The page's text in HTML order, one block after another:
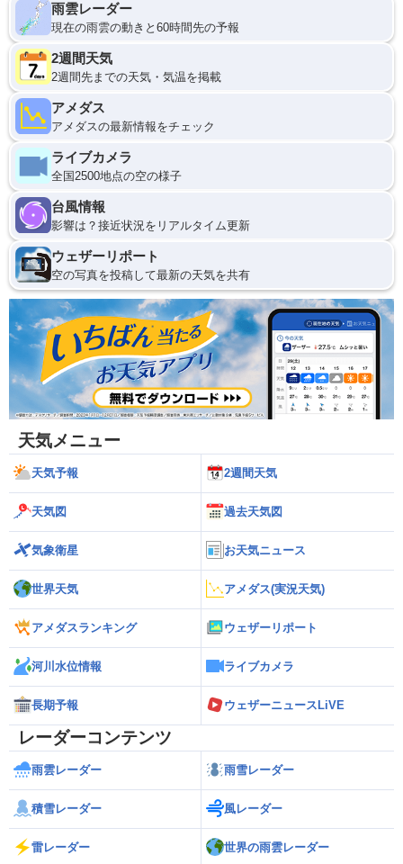
雨雲レーダー
現在の雨雲の動きと60時間先の予報
2週間天気
2週間先までの天気・気温を掲載
アメダス
アメダスの最新情報をチェック
ライブカメラ
全国2500地点の空の様子
台風情報
影響は？接近状況をリアルタイム更新
ウェザーリポート
空の写真を投稿して最新の天気を共有
天気メニュー
天気予報 2週間天気
天気図 過去天気図
気象衛星 お天気ニュース
世界天気 アメダス(実況天気)
アメダスランキング ウェザーリポート
河川水位情報 ライブカメラ
長期予報 ウェザーニュースLiVE
レーダーコンテンツ
雨雲レーダー 雨雪レーダー
積雪レーダー 風レーダー
雷レーダー 世界の雨雲レーダー